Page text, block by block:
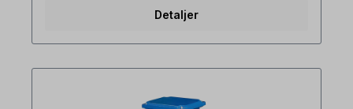
PTC-termistorer, Vekt=xx kg, Driftsmodus=S1- 100
Hus=grå støpejern, Isolasjonsklasse=F (155 °C),
clutchdrift. For remdrift anbefaler vi forsterkede
Detaljer